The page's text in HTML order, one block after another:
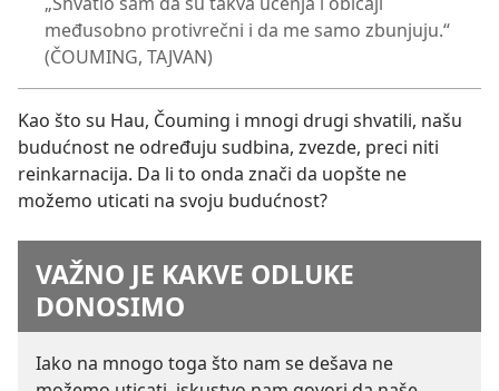
međusobno protivrečni i da me samo zbunjuju.“
(ČOUMING, TAJVAN)
Kao što su Hau, Čouming i mnogi drugi shvatili, našu
budućnost ne određuju sudbina, zvezde, preci niti
reinkarnacija. Da li to onda znači da uopšte ne
možemo uticati na svoju budućnost?
VAŽNO JE KAKVE ODLUKE
DONOSIMO
Iako na mnogo toga što nam se dešava ne